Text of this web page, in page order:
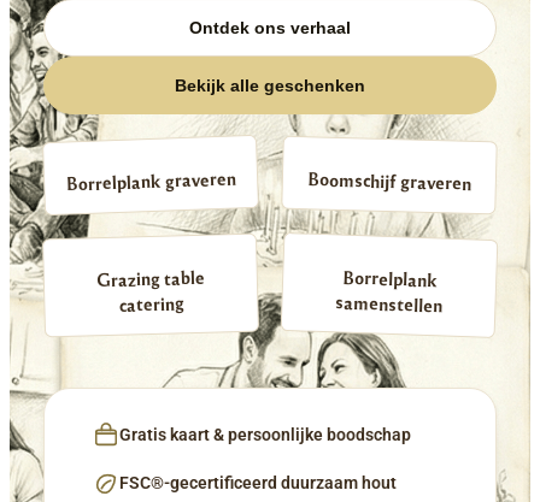
Ontdek ons verhaal
Bekijk alle geschenken
Borrelplank graveren Boomschijf graveren
Grazing table
catering
Borrelplank
samenstellen
Gratis kaart & persoonlijke boodschap
FSC®-gecertificeerd duurzaam hout